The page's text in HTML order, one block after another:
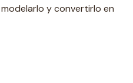
y convertirlo en